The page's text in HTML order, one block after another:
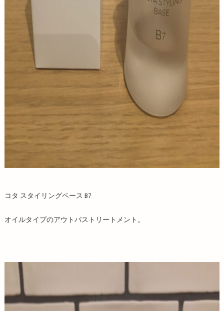
コタ スタイリングベース B7
オイルタイプのアウトバストリートメント。